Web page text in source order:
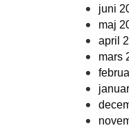
juni
maj
april
mars